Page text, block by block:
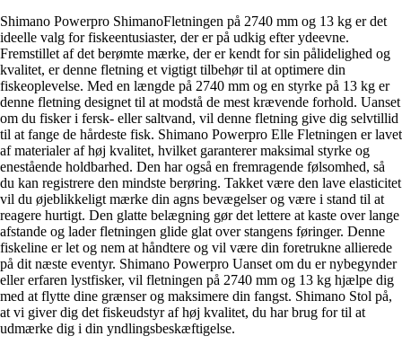
Shimano Powerpro ShimanoFletningen på 2740 mm og 13 kg er det
ideelle valg for fiskeentusiaster, der er på udkig efter ydeevne.
Fremstillet af det berømte mærke, der er kendt for sin pålidelighed og
kvalitet, er denne fletning et vigtigt tilbehør til at optimere din
fiskeoplevelse. Med en længde på 2740 mm og en styrke på 13 kg er
denne fletning designet til at modstå de mest krævende forhold. Uanset
om du fisker i fersk- eller saltvand, vil denne fletning give dig selvtillid
til at fange de hårdeste fisk. Shimano Powerpro Elle Fletningen er lavet
af materialer af høj kvalitet, hvilket garanterer maksimal styrke og
enestående holdbarhed. Den har også en fremragende følsomhed, så
du kan registrere den mindste berøring. Takket være den lave elasticitet
vil du øjeblikkeligt mærke din agns bevægelser og være i stand til at
reagere hurtigt. Den glatte belægning gør det lettere at kaste over lange
afstande og lader fletningen glide glat over stangens føringer. Denne
fiskeline er let og nem at håndtere og vil være din foretrukne allierede
på dit næste eventyr. Shimano Powerpro Uanset om du er nybegynder
eller erfaren lystfisker, vil fletningen på 2740 mm og 13 kg hjælpe dig
med at flytte dine grænser og maksimere din fangst. Shimano Stol på,
at vi giver dig det fiskeudstyr af høj kvalitet, du har brug for til at
udmærke dig i din yndlingsbeskæftigelse.